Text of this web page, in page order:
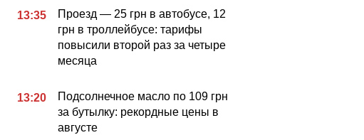
13:35
Проезд — 25 грн в автобусе, 12
грн в троллейбусе: тарифы
повысили второй раз за четыре
месяца
13:20
Подсолнечное масло по 109 грн
за бутылку: рекордные цены в
августе